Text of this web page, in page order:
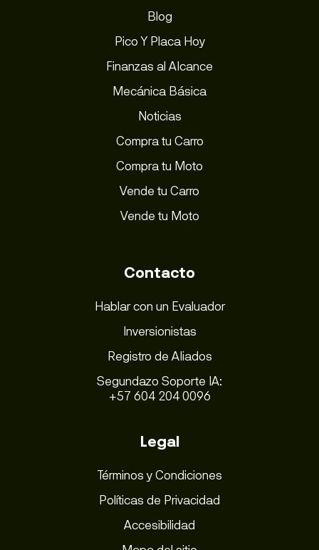
Blog
Pico Y Placa Hoy
Finanzas al Alcance
Mecánica Básica
Noticias
Compra tu Carro
Compra tu Moto
Vende tu Carro
Vende tu Moto
Contacto
Hablar con un Evaluador
Inversionistas
Registro de Aliados
Segundazo Soporte IA:
+57 604 204 0096
Legal
Términos y Condiciones
Políticas de Privacidad
Accesibilidad